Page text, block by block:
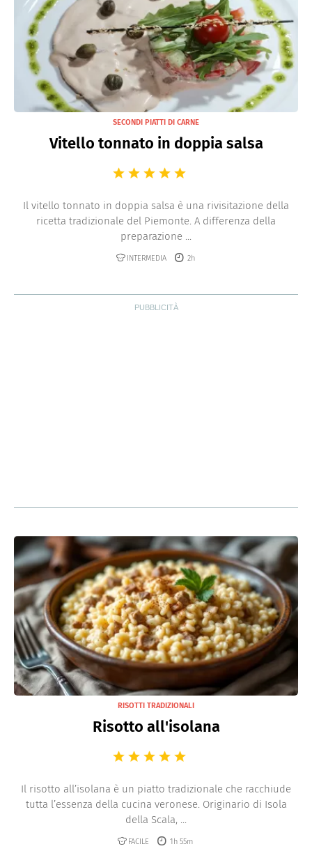
SECONDI PIATTI DI CARNE
Vitello tonnato in doppia salsa
Il vitello tonnato in doppia salsa è una rivisitazione della
ricetta tradizionale del Piemonte. A differenza della
preparazione ...
INTERMEDIA 2h
RISOTTI TRADIZIONALI
Risotto all'isolana
Il risotto all’isolana è un piatto tradizionale che racchiude
tutta l’essenza della cucina veronese. Originario di Isola
della Scala, ...
FACILE 1h 55m